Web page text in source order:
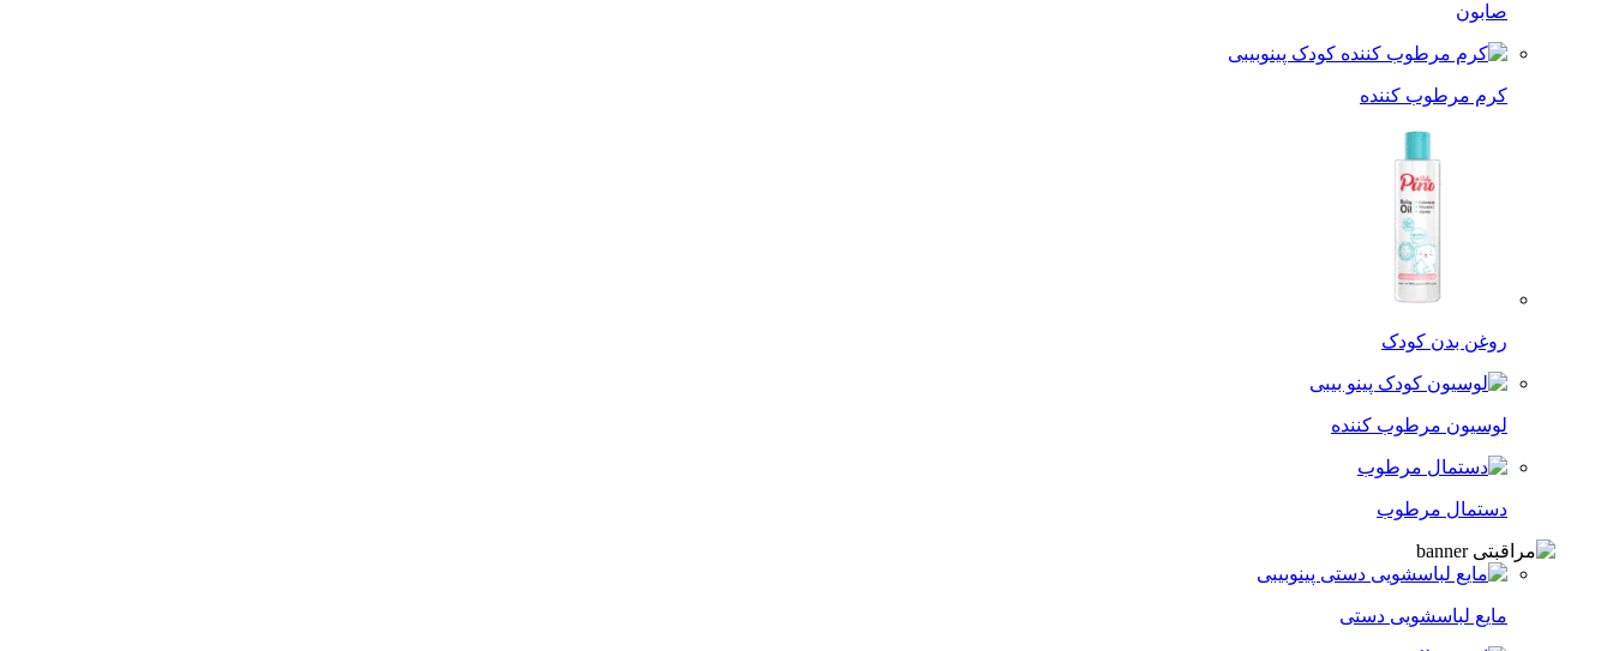
صابون
کرم مرطوب کننده
روغن بدن کودک
لوسیون مرطوب کننده
دستمال مرطوب
مایع لباسشویی دستی